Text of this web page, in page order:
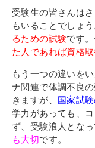
コラム
お問い合わせ
資料請求
教職員採用情報
その他
個人情報の取り扱いに
受験生の皆さんは
もいることでしょう
るための試験です。
た人であれば資格
もう一つの違いをい
ナ関連で体調不良の
きますが、 国家試
学力があっても、
ず、受験浪人とな
も大切です。